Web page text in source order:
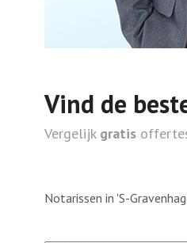
Vind de
Vergelijk gratis
Notarissen in 'S-